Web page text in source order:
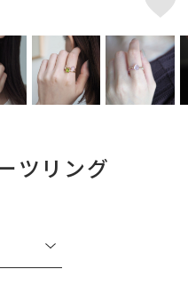
ツリング